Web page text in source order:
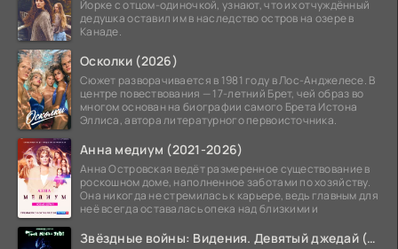
Йорке с отцом-одиночкой, узнают, что их отчуждённый
дедушка оставил им в наследство остров на озере в
Канаде.
Осколки (2026)
Сюжет разворачивается в 1981 году в Лос-Анджелесе. В
центре повествования — 17-летний Брет, чей образ во
многом основан на биографии самого Брета Истона
Эллиса, автора литературного первоисточника.
Анна медиум (2021-2026)
Анна Островская ведёт размеренное существование в
роскошном доме, наполненное заботами по хозяйству.
Она никогда не стремилась к карьере, ведь главным для
неё всегда оставалась опека над близкими и
Звёздные войны: Видения. Девятый джедай (2026)